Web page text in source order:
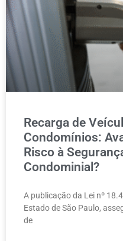
Recarga de
Condomínios:
Risco à
Condominial?
A publicação da Lei nº
Estado de São Paulo,
de